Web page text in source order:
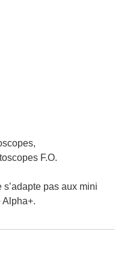
F.O.
pas aux mini
Alpha+.